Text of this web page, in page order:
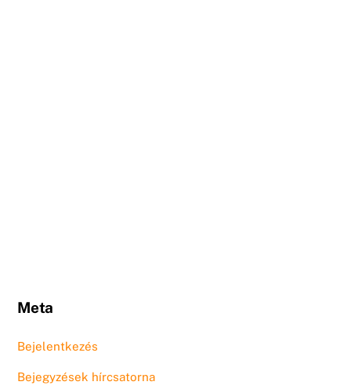
Meta
Bejelentkezés
Bejegyzések hírcsatorna